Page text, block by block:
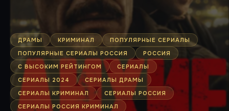
ДРАМЫ КРИМИНАЛ
ПОПУЛЯРНЫЕ СЕРИАЛЫ
ПОПУЛЯРНЫЕ СЕРИАЛЫ РОССИЯ
РОССИЯ
С ВЫСОКИМ РЕЙТИНГОМ
СЕРИАЛЫ
СЕРИАЛЫ 2024
СЕРИАЛЫ ДРАМЫ
СЕРИАЛЫ КРИМИНАЛ
СЕРИАЛЫ РОССИЯ
СЕРИАЛЫ РОССИЯ КРИМИНАЛ